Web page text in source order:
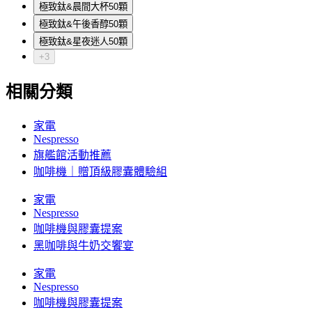
極致鈦&晨間大杯50顆
極致鈦&午後香醇50顆
極致鈦&星夜迷人50顆
+3
相關分類
家電
Nespresso
旗艦館活動推薦
咖啡機｜贈頂級膠囊體驗組
家電
Nespresso
咖啡機與膠囊提案
黑咖啡與牛奶交饗宴
家電
Nespresso
咖啡機與膠囊提案